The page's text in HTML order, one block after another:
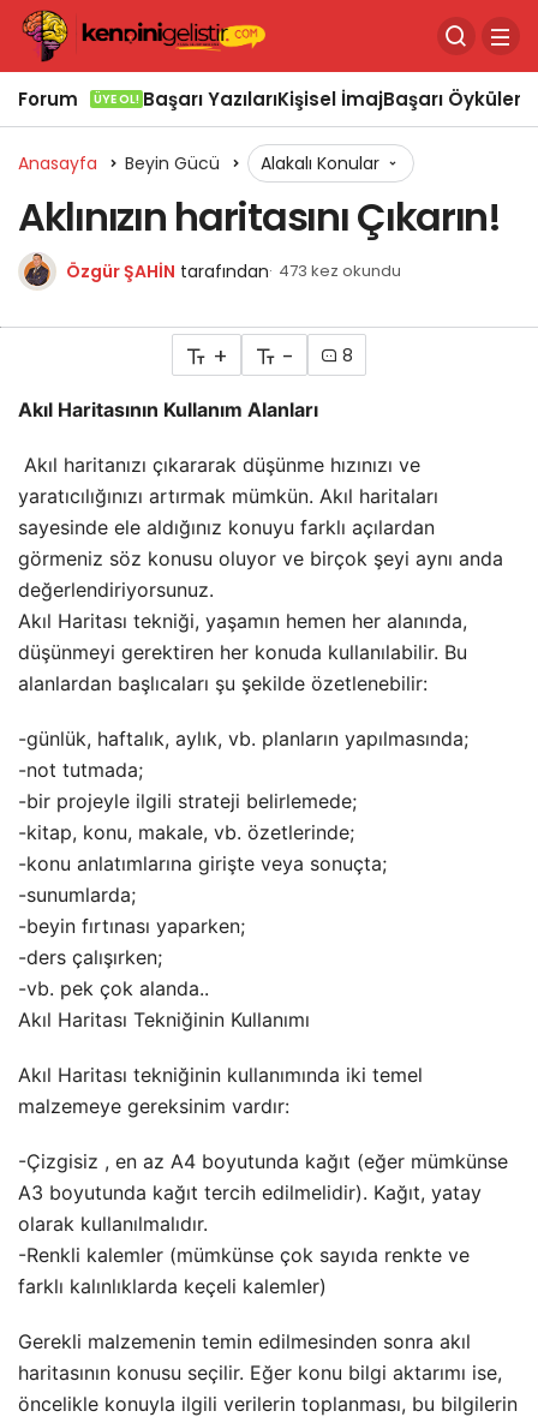
Forum ÜYE OL! Başarı YazılarıKişisel İmajBaşarı Öyküleri
Anasayfa Beyin Gücü Alakalı Konular
Aklınızın haritasını Çıkarın!
Özgür ŞAHİN tarafından 473 kez okundu
+ - 8
Akıl Haritasının Kullanım Alanları
Akıl haritanızı çıkararak düşünme hızınızı ve
yaratıcılığınızı artırmak mümkün. Akıl haritaları
sayesinde ele aldığınız konuyu farklı açılardan
görmeniz söz konusu oluyor ve birçok şeyi aynı anda
değerlendiriyorsunuz.
Akıl Haritası tekniği, yaşamın hemen her alanında,
düşünmeyi gerektiren her konuda kullanılabilir. Bu
alanlardan başlıcaları şu şekilde özetlenebilir:
-günlük, haftalık, aylık, vb. planların yapılmasında;
-not tutmada;
-bir projeyle ilgili strateji belirlemede;
-kitap, konu, makale, vb. özetlerinde;
-konu anlatımlarına girişte veya sonuçta;
-sunumlarda;
-beyin fırtınası yaparken;
-ders çalışırken;
-vb. pek çok alanda..
Akıl Haritası Tekniğinin Kullanımı
Akıl Haritası tekniğinin kullanımında iki temel
malzemeye gereksinim vardır:
-Çizgisiz , en az A4 boyutunda kağıt (eğer mümkünse
A3 boyutunda kağıt tercih edilmelidir). Kağıt, yatay
olarak kullanılmalıdır.
-Renkli kalemler (mümkünse çok sayıda renkte ve
farklı kalınlıklarda keçeli kalemler)
Gerekli malzemenin temin edilmesinden sonra akıl
haritasının konusu seçilir. Eğer konu bilgi aktarımı ise,
öncelikle konuyla ilgili verilerin toplanması, bu bilgilerin